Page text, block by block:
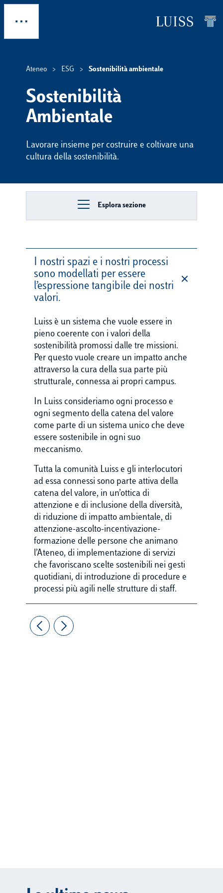
Skip to main content
Ateneo ESG Sostenibilità ambientale
Sostenibilità
Ambientale
Lavorare insieme per costruire e coltivare una
cultura della sostenibilità.
Esplora sezione
I nostri spazi e i nostri processi
sono modellati per essere
l’espressione tangibile dei nostri
valori.
Luiss è un sistema che vuole essere in
pieno coerente con i valori della
sostenibilità promossi dalle tre missioni.
Per questo vuole creare un impatto anche
attraverso la cura della sua parte più
strutturale, connessa ai propri campus.
In Luiss consideriamo ogni processo e
ogni segmento della catena del valore
come parte di un sistema unico che deve
essere sostenibile in ogni suo
meccanismo.
Tutta la comunità Luiss e gli interlocutori
ad essa connessi sono parte attiva della
catena del valore, in un’ottica di
attenzione e di inclusione della diversità,
di riduzione di impatto ambientale, di
attenzione-ascolto-incentivazione-
formazione delle persone che animano
l’Ateneo, di implementazione di servizi
che favoriscano scelte sostenibili nei gesti
quotidiani, di introduzione di procedure e
processi più agili nelle strutture di staff.